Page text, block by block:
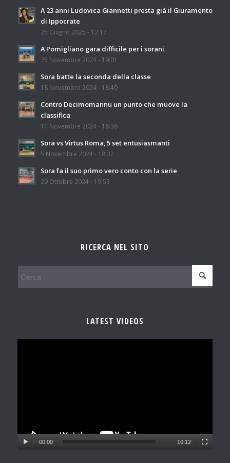
A 23 anni Ludovica Giannetti presta già il Giuramento
di Ippocrate
25 Giugno 2025 - 12:17
A Pomigliano gara difficile per i sorani
25 Novembre 2024 - 19:01
Sora batte la seconda della classe
18 Novembre 2024 - 18:40
Contro Decimomannu un punto che muove la
classifica
11 Novembre 2024 - 18:36
Sora vs Virtus Roma, 5 set entusiasmanti
5 Novembre 2024 - 18:32
Sora fa il suo primo vero conto con la serie
29 Ottobre 2024 - 19:53
RICERCA NEL SITO
LATEST VIDEOS
00:00 10:12